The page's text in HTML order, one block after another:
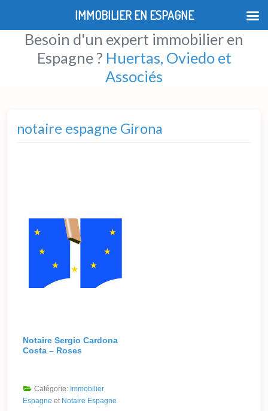
Besoin d'un expert immobilier en
Espagne ? Huertas, Oviedo et
Associés
notaire espagne Girona
Notaire Sergio Cardona
Costa – Roses
Catégorie: Immobilier
Espagne et Notaire Espagne
IMMOBILIER EN ESPAGNE